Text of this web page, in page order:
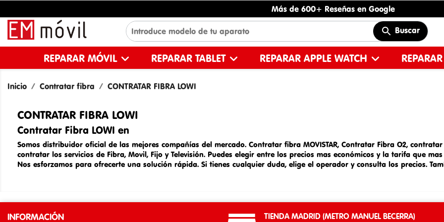
Más de 600+ Reseñas en Google
Buscar
REPARAR MÓVIL REPARAR TABLET REPARAR APPLE WATCH
Inicio Contratar fibra CONTRATAR FIBRA LOWI
CONTRATAR FIBRA LOWI
Contratar Fibra LOWI en
Somos distribuidor oficial de las mejores compañías del mercado. Contratar fibra MOVISTAR, Contratar Fibra O2, contratar
contratar los servicios de Fibra, Movil, Fijo y Televisión. Puedes elegir entre los precios mas económicos y la tarifa que
Nos esforzamos para ofrecerte una solución rápida. Si tienes cualquier duda, elige el operador y consulta los precios.
INFORMACIÓN TIENDA MADRID (METRO MANUEL BECERRA)